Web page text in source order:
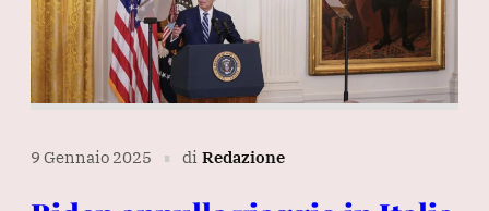
9 Gennaio 2025 ∎ di Redazione